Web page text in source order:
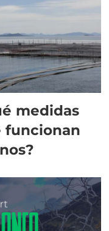
medidas
funcionan